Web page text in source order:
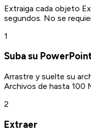
Extraiga cada objeto
segundos. No se
1
Suba su
Arrastre y suelte su
Archivos de hasta 100
2
Extraer